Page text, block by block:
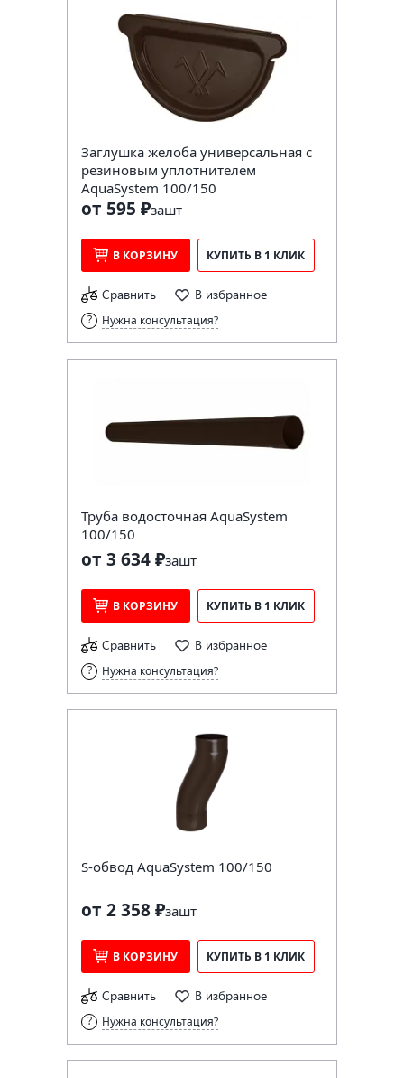
Заглушка желоба универсальная с
резиновым уплотнителем
AquaSystem 100/150
от 595 ₽зашт
В КОРЗИНУ КУПИТЬ В 1 КЛИК
Сравнить В избранное
Нужна консультация?
Труба водосточная AquaSystem
100/150
от 3 634 ₽зашт
В КОРЗИНУ КУПИТЬ В 1 КЛИК
Сравнить В избранное
Нужна консультация?
S-обвод AquaSystem 100/150
от 2 358 ₽зашт
В КОРЗИНУ КУПИТЬ В 1 КЛИК
Сравнить В избранное
Нужна консультация?